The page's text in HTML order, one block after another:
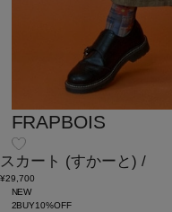
FRAPBOIS
スカート (すかーと) /
¥29,700
NEW
2BUY10%OFF